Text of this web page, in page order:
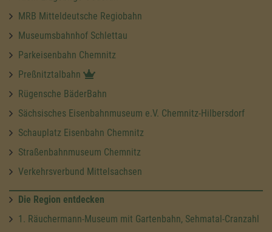
MRB Mitteldeutsche Regiobahn
Museumsbahnhof Schlettau
Parkeisenbahn Chemnitz
Preßnitztalbahn
Rügensche BäderBahn
Sächsisches Eisenbahnmuseum e.V. Chemnitz-Hilbersdorf
Schauplatz Eisenbahn Chemnitz
Straßenbahnmuseum Chemnitz
Verkehrsverbund Mittelsachsen
Die Region entdecken
1. Räuchermann-Museum mit Gartenbahn, Sehmatal-Cranzahl